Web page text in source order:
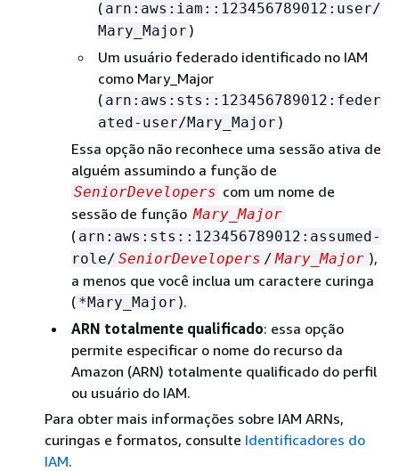
( arn:aws:iam::123456789012:user/
Mary_Major )
Um usuário federado identificado no IAM
como Mary_Major
( arn:aws:sts::123456789012:feder
ated-user/Mary_Major )
Essa opção não reconhece uma sessão ativa de
alguém assumindo a função de
SeniorDevelopers com um nome de
sessão de função Mary_Major
( arn:aws:sts::123456789012:assumed-
role/ SeniorDevelopers / Mary_Major ),
a menos que você inclua um caractere curinga
( *Mary_Major ).
ARN totalmente qualificado: essa opção
permite especificar o nome do recurso da
Amazon (ARN) totalmente qualificado do perfil
ou usuário do IAM.
Para obter mais informações sobre IAM ARNs,
curingas e formatos, consulte Identificadores do
IAM.